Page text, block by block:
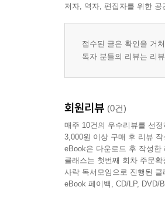
저자, 역자, 편집자를 위한
접수된 글은 확인을 거
독자 분들의 리뷰는 리
회원리뷰 (0건)
매주 10건의 우수리뷰를 선
3,000원 이상 구매 후 리뷰 작
eBook은 다운로드 후 작성
클래스는 첫번째 회차 주문
사락 독서모임으로 진행된
eBook 페이백, CD/LP, DVD/